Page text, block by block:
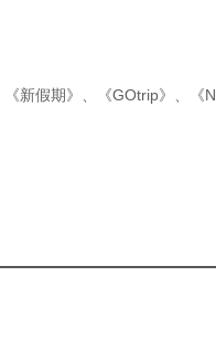
《新假期》 《GOtrip》 《